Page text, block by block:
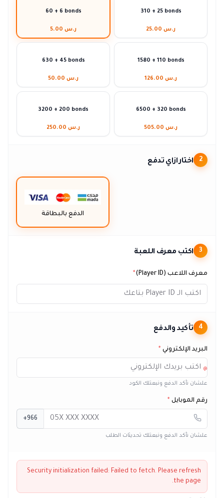
60 + 6 bonds
ر.س 5.00
310 + 25 bonds
ر.س 25.00
630 + 45 bonds
ر.س 50.00
1580 + 110 bonds
ر.س 126.00
3200 + 200 bonds
ر.س 250.00
6500 + 320 bonds
ر.س 505.00
2 اختار ازاي تدفع
الدفع بالبطاقة
3 اكتب معرف اللعبة
معرف اللاعب (Player ID) *
4 تأكيد والدفع
البريد الإلكتروني *
@
علشان نأكد الدفع ونبعتلك الكود
رقم الموبايل *
+966
علشان نأكد الدفع ونبعتلك تحديثات الطلب
Security initialization failed: Failed to fetch. Please refresh
the page.